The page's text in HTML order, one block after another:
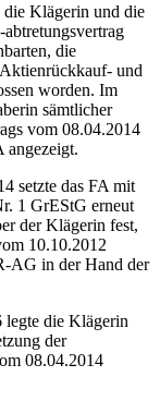
Klägerin und die
die
Aktienrückkauf- und
worden. Im
sämtlicher
vom 08.04.2014
angezeigt.
das FA mit
1 GrEStG erneut
der Klägerin fest,
10.10.2012
AG in der Hand der
die Klägerin
der
08.04.2014